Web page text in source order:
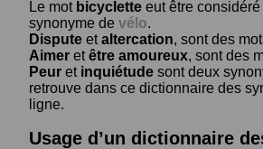
Le mot bicyclette eut être
synonyme de vélo.
Dispute etaltercation, sont des
Aimer etêtre amoureux, sont des
Peur et inquiétude sont deux
retrouve dans ce dictionnaire des
ligne.
Usage d’un dictionnaire